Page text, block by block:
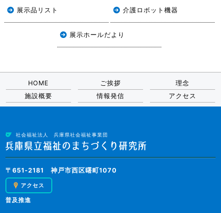
展示品リスト 介護ロボット機器
展示ホールだより
HOME ご挨拶
理念
施設概要
情報発信 アクセス
社会福祉法人 兵庫県社会福祉事業団
〒651-2181 神戸市西区曙町1070
アクセス
普及推進